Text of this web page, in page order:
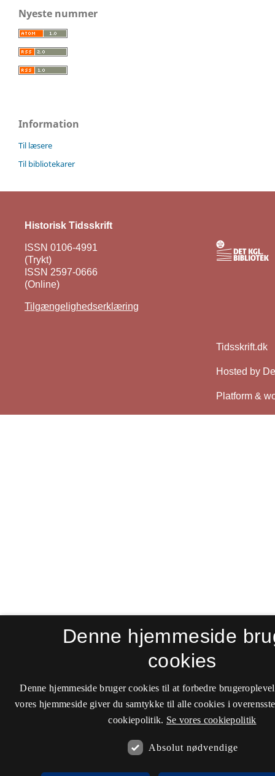
Nyeste nummer
Information
Til læsere
Til bibliotekarer
Historisk Tidsskrift
ISSN 0106-4991
(Trykt)
ISSN 2597-0666
(Online)
Tilgængelighedserklæring
Denne hjemmeside
cookies
Denne hjemmeside bruger cookies til at forbedre
vores hjemmeside giver du samtykke til alle cookies i
cookiepolitik. Se vores cookiepolitik
Absolut nødvendige